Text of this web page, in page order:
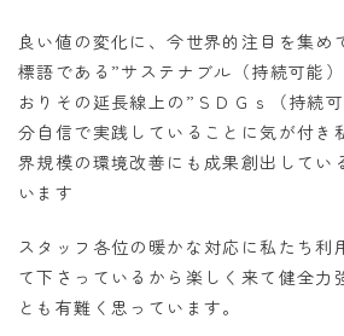
良い値の変化に、今世界的注目を集め
標語である”サステナブル（持続可能
おりその延長線上の”ＳＤＧｓ（持続
分自信で実践していることに気が付き
界規模の環境改善にも成果創出してい
います
スタッフ各位の暖かな対応に私たち利
て下さっているから楽しく来て健全力
とも有難く思っています。